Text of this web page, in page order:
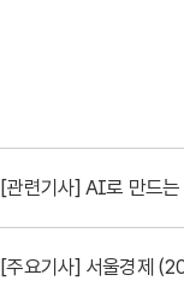
[관련기사] AI로 만드
[주요기사] 서울경제